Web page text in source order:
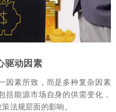
驱动因素
因素所致，而是多种复杂因素
括能源市场自身的供需变化，
法规层面的影响。